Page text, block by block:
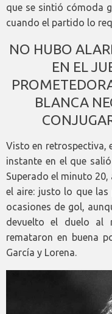
que se sintió cómoda
cuando el partido lo
NO HUBO
EN EL
BLANCA
Visto en retrospectiva,
instante en el que
Superado el minuto
el aire: justo lo que las
ocasiones de gol,
devuelto el duelo al
remataron en buena
García y Lorena.